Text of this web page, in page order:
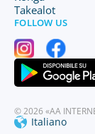
Takealot
FOLLOW US
© 2026 «AA
Italiano